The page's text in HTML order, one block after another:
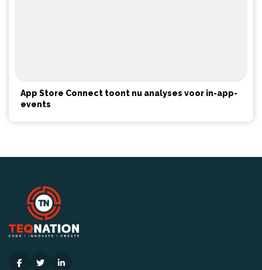
App Store Connect toont nu analyses voor in-app-
events